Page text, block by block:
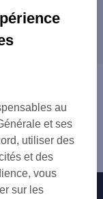
au
et ses
utiliser des
et des
vous
sur les